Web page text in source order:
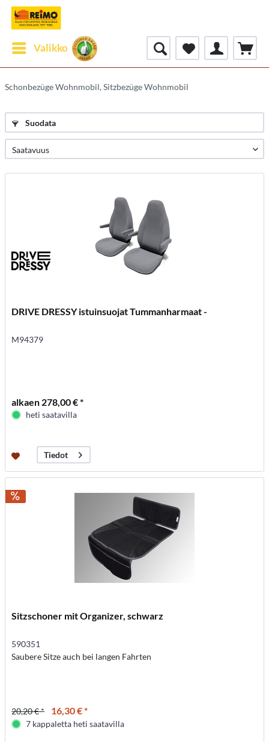
Valikko
Schonbezüge Wohnmobil, Sitzbezüge Wohnmobil
Suodata
DRIVE DRESSY istuinsuojat Tummanharmaat -
M94379
alkaen 278,00 € *
heti saatavilla
Tiedot
Sitzschoner mit Organizer, schwarz
590351
Saubere Sitze auch bei langen Fahrten
20,20 € * 16,30 € *
7 kappaletta heti saatavilla